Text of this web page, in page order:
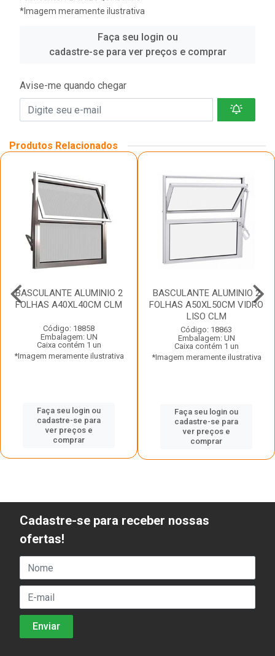
*Imagem meramente ilustrativa
Faça seu login ou
cadastre-se para ver preços e comprar
Avise-me quando chegar
Produtos Relacionados
BASCULANTE ALUMINIO 2
FOLHAS A40XL40CM CLM
Código: 18858
Embalagem: UN
Caixa contém 1 un
*Imagem meramente ilustrativa
Faça seu login ou
cadastre-se para
ver preços e
comprar
BASCULANTE ALUMINIO 2
FOLHAS A50XL50CM VIDRO
LISO CLM
Código: 18863
Embalagem: UN
Caixa contém 1 un
*Imagem meramente ilustrativa
Faça seu login ou
cadastre-se para
ver preços e
comprar
Cadastre-se para receber nossas
ofertas!